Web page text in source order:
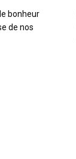
bonheur
de nos